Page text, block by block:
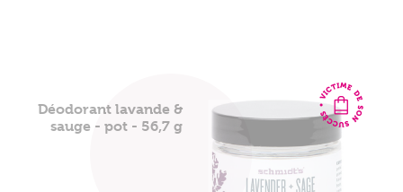
Déodorant lavande &
sauge - pot - 56,7 g